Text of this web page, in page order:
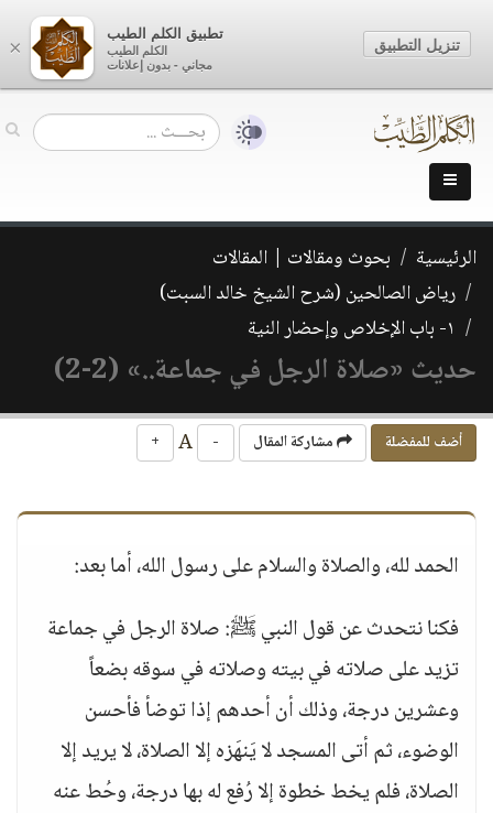
الرئيسية
بحوث ومقالات | المقالات
رياض الصالحين (شرح الشيخ خالد السبت)
١- باب الإخلاص وإحضار النية
حديث «صلاة الرجل في جماعة..» (2-2)
أضف للمفضلة مشاركة المقال -
+
الحمد لله، والصلاة والسلام على رسول الله، أما بعد:
فكنا نتحدث عن قول النبي ﷺ: صلاة الرجل في جماعة
تزيد على صلاته في بيته وصلاته في سوقه بضعاً
وعشرين درجة، وذلك أن أحدهم إذا توضأ فأحسن
الوضوء، ثم أتى المسجد لا يَنهَزه إلا الصلاة، لا يريد إلا
الصلاة، فلم يخط خطوة إلا رُفع له بها درجة، وحُط عنه
×
تطبيق الكلم الطيب
الكلم الطيب
مجاني - بدون إعلانات
تنزيل التطبيق